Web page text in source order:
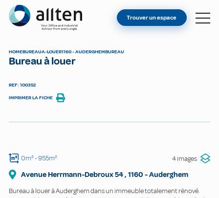
Allten
TROUVER UN ESPACE
Trouver un espace
HOMEBUREAUA-LOUER1160 - AUDERGHEMBUREAU
Bureau à louer
REF: 100352
IMPRIMER LA FICHE
0m²- 955m² 4 images
Avenue Herrmann-Debroux54, 1160 -Auderghem
Bureau à louer à Auderghem dans un immeuble totalement rénové.